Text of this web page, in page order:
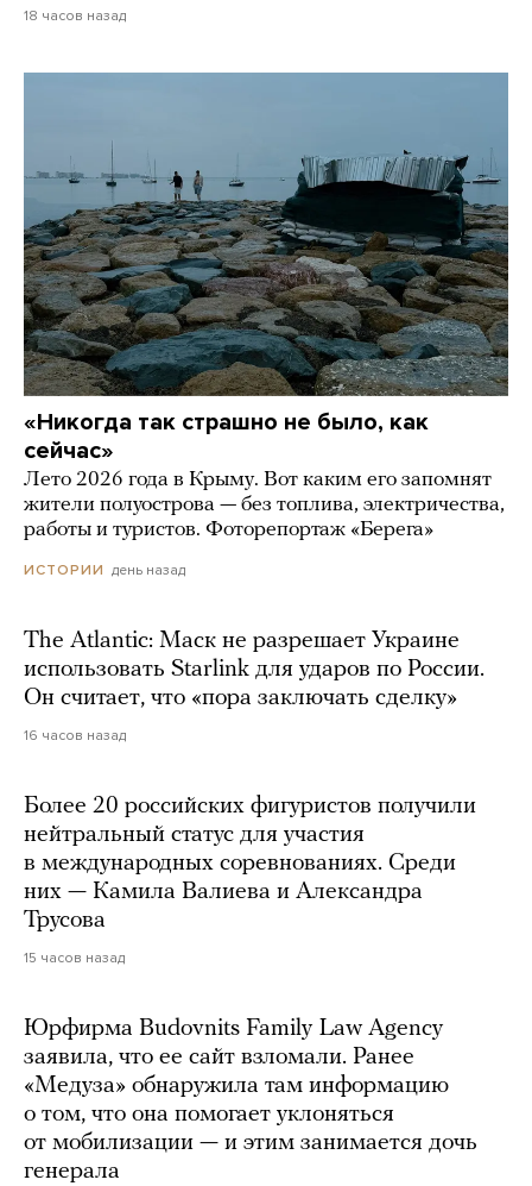
18 часов назад
«Никогда так страшно не было, как
сейчас»
Лето 2026 года в Крыму. Вот каким его запомнят
жители полуострова — без топлива, электричества,
работы и туристов. Фоторепортаж «Берега»
ИСТОРИИ день назад
The Atlantic: Маск не разрешает Украине
использовать Starlink для ударов по России.
Он считает, что «пора заключать сделку»
16 часов назад
Более 20 российских фигуристов получили
нейтральный статус для участия
в международных соревнованиях. Среди
них — Камила Валиева и Александра
Трусова
15 часов назад
Юрфирма Budovnits Family Law Agency
заявила, что ее сайт взломали. Ранее
«Медуза» обнаружила там информацию
о том, что она помогает уклоняться
от мобилизации — и этим занимается дочь
генерала